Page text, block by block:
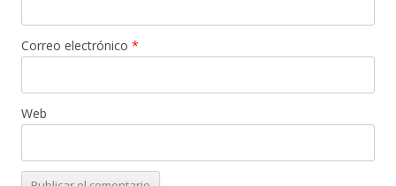
Correo electrónico *
Web